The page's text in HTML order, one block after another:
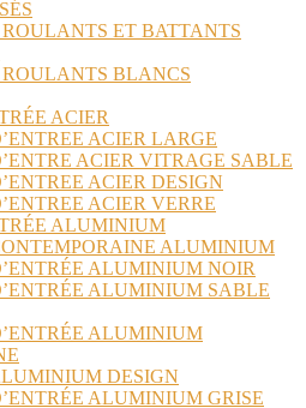
ET BATTANTS
BLANCS
ACIER
ACIER LARGE
ACIER VITRAGE SABLE
ACIER DESIGN
ACIER VERRE
ALUMINIUM
ALUMINIUM
ALUMINIUM NOIR
ALUMINIUM SABLE
ALUMINIUM
DESIGN
ALUMINIUM GRISE